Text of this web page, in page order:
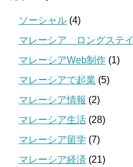
ソーシャル (4)
マレーシア ロングステイ
マレーシアWeb制作 (1)
マレーシアで起業 (5)
マレーシア情報 (2)
マレーシア生活 (28)
マレーシア留学 (7)
マレーシア経済 (21)